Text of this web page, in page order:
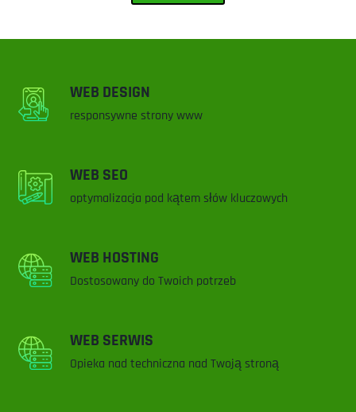
WEB DESIGN
responsywne strony www
WEB SEO
optymalizacja pod kątem słów kluczowych
WEB HOSTING
Dostosowany do Twoich potrzeb
WEB SERWIS
Opieka nad techniczna nad Twoją stroną